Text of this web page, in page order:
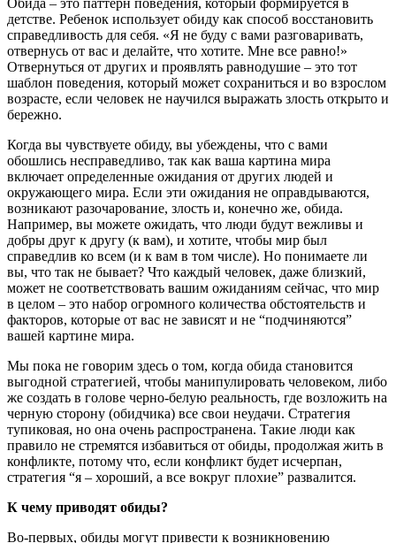
детстве. Ребенок использует обиду как способ восстановить
справедливость для себя. «Я не буду с вами разговаривать,
отвернусь от вас и делайте, что хотите. Мне все равно!»
Отвернуться от других и проявлять равнодушие – это тот
шаблон поведения, который может сохраниться и во взрослом
возрасте, если человек не научился выражать злость открыто и
бережно.
Когда вы чувствуете обиду, вы убеждены, что с вами
обошлись несправедливо, так как ваша картина мира
включает определенные ожидания от других людей и
окружающего мира. Если эти ожидания не оправдываются,
возникают разочарование, злость и, конечно же, обида.
Например, вы можете ожидать, что люди будут вежливы и
добры друг к другу (к вам), и хотите, чтобы мир был
справедлив ко всем (и к вам в том числе). Но понимаете ли
вы, что так не бывает? Что каждый человек, даже близкий,
может не соответствовать вашим ожиданиям сейчас, что мир
в целом – это набор огромного количества обстоятельств и
факторов, которые от вас не зависят и не “подчиняются”
вашей картине мира.
Мы пока не говорим здесь о том, когда обида становится
выгодной стратегией, чтобы манипулировать человеком, либо
же создать в голове черно-белую реальность, где возложить на
черную сторону (обидчика) все свои неудачи. Стратегия
тупиковая, но она очень распространена. Такие люди как
правило не стремятся избавиться от обиды, продолжая жить в
конфликте, потому что, если конфликт будет исчерпан,
стратегия “я – хороший, а все вокруг плохие” развалится.
К чему приводят обиды?
Во-первых, обиды могут привести к возникновению